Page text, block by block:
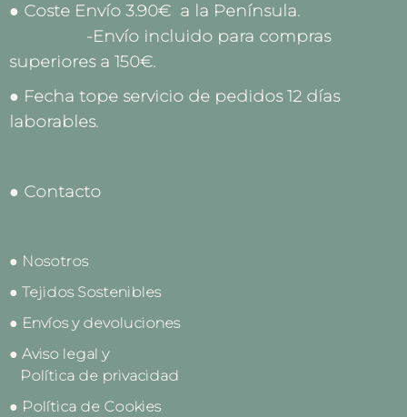
● Coste Envío 3.90€ a la Península.
-Envío incluido para compras
superiores a 150€.
● Fecha tope servicio de pedidos 12 días
laborables.
● Contacto
● Nosotros
● Tejidos Sostenibles
● Envíos y devoluciones
● Aviso legal y
Política de privacidad
● Política de Cookies